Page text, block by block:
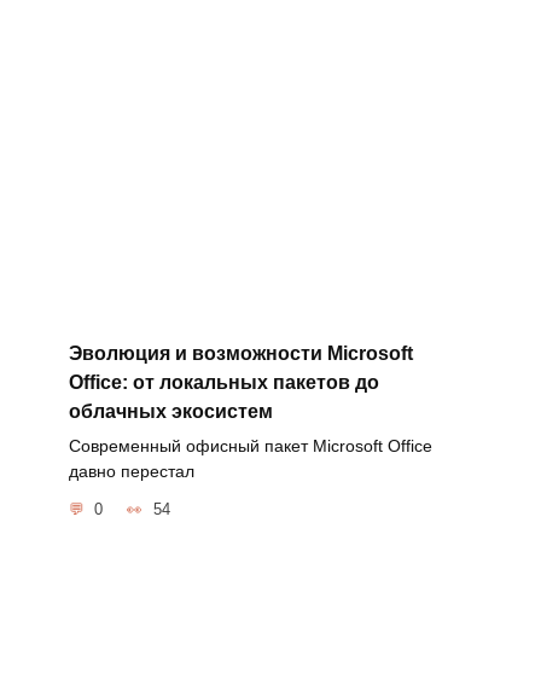
Эволюция и возможности Microsoft
Office: от локальных пакетов до
облачных экосистем
Современный офисный пакет Microsoft Office
давно перестал
0 54